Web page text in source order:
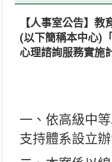
【人事室公告】
(以下簡稱本中心)
心理諮詢服務實施
一、依高級中
支持體系設立